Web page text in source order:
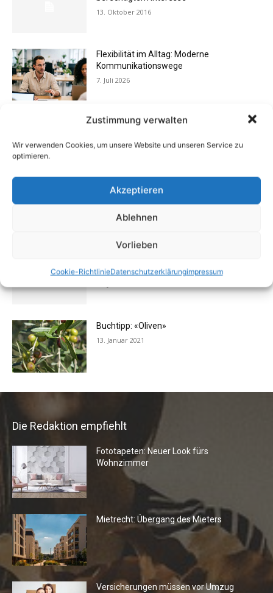
Zustimmung verwalten
Wir verwenden Cookies, um unsere Website und unseren Service zu
optimieren.
Akzeptieren
Ablehnen
Vorlieben
Cookie-RichtlinieDatenschutzerklärungimpressum
13. Oktober 2016
Flexibilität im Alltag: Moderne
Kommunikationswege
7. Juli 2026
Vermieter aufgepasst: Wenn Mieter ihre
24. April 2019
Schlechte Gerüche im Zuhause: Ursachen,
31. Juli 2012
Energieausweis
Buchtipp: «Oliven»
13. Januar 2021
Die Redaktion empfiehlt
Fototapeten: Neuer Look fürs
Wohnzimmer
Mietrecht: Übergang des Mieters
Versicherungen müssen vor Umzug